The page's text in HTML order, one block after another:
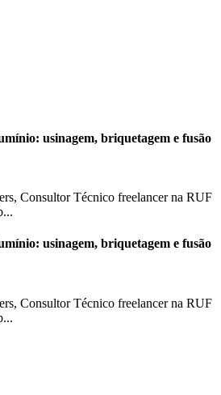
usinagem, briquetagem e fusão
Consultor Técnico freelancer na RUF
usinagem, briquetagem e fusão
Consultor Técnico freelancer na RUF